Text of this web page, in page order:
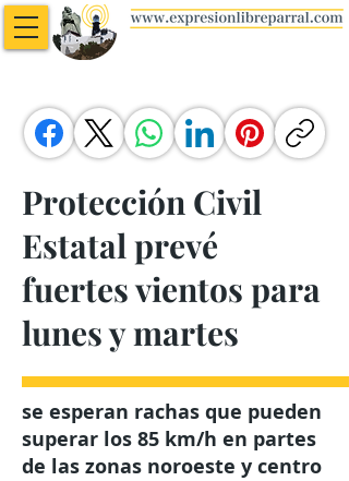
Protección Civil
Estatal prevé
fuertes vientos para
lunes y martes
se esperan rachas que pueden
superar los 85 km/h en partes
de las zonas noroeste y centro